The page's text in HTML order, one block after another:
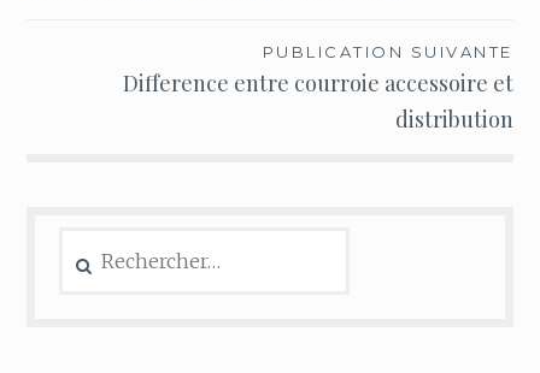
PUBLICATION SUIVANTE
Difference entre courroie accessoire et
distribution